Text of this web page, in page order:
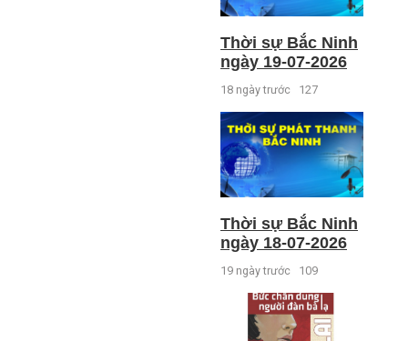
Thời sự Bắc Ninh
ngày 19-07-2026
18 ngày trước 127
Thời sự Bắc Ninh
ngày 18-07-2026
19 ngày trước 109